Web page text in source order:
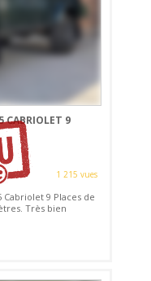
CABRIOLET 9
1 215 vues
9 Places de
Très bien